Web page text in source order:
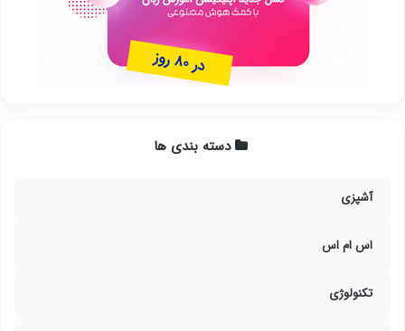
دسته بندی ها
آشپزی
اس ام اس
تکنولوژی